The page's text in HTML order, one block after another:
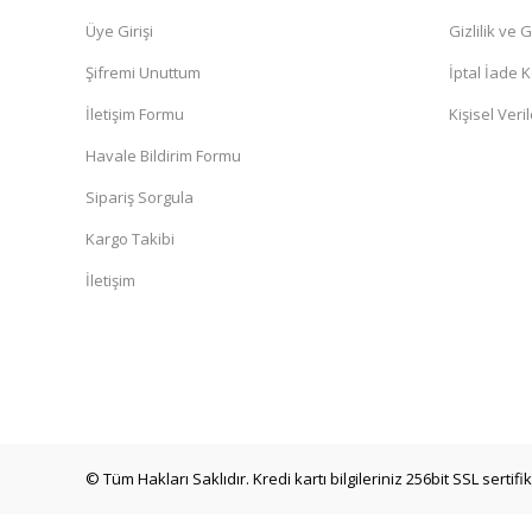
Üye Girişi
Şifremi Unuttum
İletişim Formu
Havale Bildirim Formu
Sipariş Sorgula
Kargo Takibi
İletişim
Gizlilik ve
İptal İade
Kişisel
© Tüm Hakları Saklıdır. Kredi kartı bilgileriniz 256bit SSL